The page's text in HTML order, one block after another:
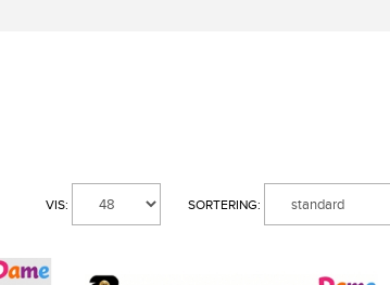
SORTERING:
VIS: